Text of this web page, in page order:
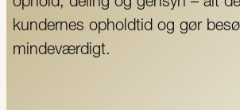
kundernes opholdtid og gør
mindeværdigt.